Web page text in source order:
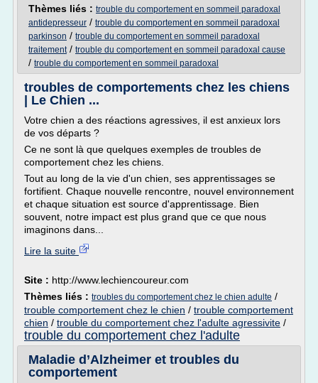
Thèmes liés : trouble du comportement en sommeil paradoxal
antidepresseur / trouble du comportement en sommeil paradoxal
parkinson / trouble du comportement en sommeil paradoxal
traitement/ trouble du comportement en sommeil paradoxal cause
/ trouble du comportement en sommeil paradoxal
troubles de comportements chez les chiens
| Le Chien ...
Votre chien a des réactions agressives, il est anxieux lors
de vos départs ?
Ce ne sont là que quelques exemples de troubles de
comportement chez les chiens.
Tout au long de la vie d'un chien, ses apprentissages se
fortifient. Chaque nouvelle rencontre, nouvel environnement
et chaque situation est source d'apprentissage. Bien
souvent, notre impact est plus grand que ce que nous
imaginons dans...
Lire la suite
Site : http://www.lechiencoureur.com
Thèmes liés : troubles du comportement chez le chien adulte /
trouble comportement chez le chien / trouble comportement
chien / trouble du comportement chez l'adulte agressivite /
trouble du comportement chez l'adulte
Maladie d’Alzheimer et troubles du
comportement